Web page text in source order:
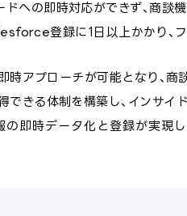
への即時対応ができず、商談機
登録に1日以上かかり、フ
アプローチが可能となり、商
きる体制を構築し、インサイ
即時データ化と登録が実現